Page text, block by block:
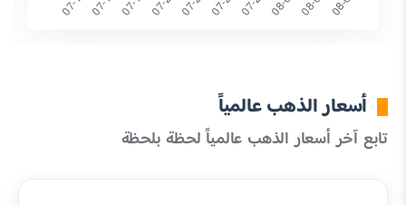
أسعار الذهب عالمياً
تابع آخر أسعار الذهب عالمياً لحظة بلحظة